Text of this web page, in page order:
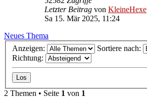
Letzter Beitrag von KleineHexe
Sa 15. Mär 2025, 11:24
Neues Thema
Anzeigen:
Sortiere nach:
Richtung:
2 Themen • Seite 1 von 1